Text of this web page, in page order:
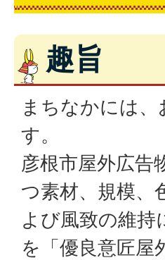
趣旨
まちなかには
す。
彦根市屋外広告
つ素材、規模、
よび風致の維
を「優良意匠屋